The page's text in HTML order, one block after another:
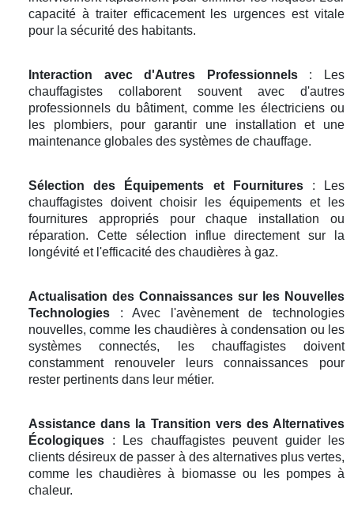
capacité à traiter efficacement les urgences est vitale
pour la sécurité des habitants.
Interaction avec d'Autres Professionnels: Les
chauffagistes collaborent souvent avec d'autres
professionnels du bâtiment, comme les électriciens ou
les plombiers, pour garantir une installation et une
maintenance globales des systèmes de chauffage.
Sélection des Équipements et Fournitures: Les
chauffagistes doivent choisir les équipements et les
fournitures appropriés pour chaque installation ou
réparation. Cette sélection influe directement sur la
longévité et l'efficacité des chaudières à gaz.
Actualisation des Connaissances sur les Nouvelles
Technologies : Avec l'avènement de technologies
nouvelles, comme les chaudières à condensation ou les
systèmes connectés, les chauffagistes doivent
constamment renouveler leurs connaissances pour
rester pertinents dans leur métier.
Assistance dans la Transition vers des Alternatives
Écologiques : Les chauffagistes peuvent guider les
clients désireux de passer à des alternatives plus vertes,
comme les chaudières à biomasse ou les pompes à
chaleur.